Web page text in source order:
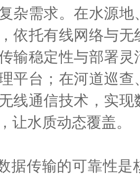
杂需求。在水源
依托有线网络与
输稳定性与部署
平台；在河道巡
线通信技术，实
让水质动态覆盖。
传输的可靠性是